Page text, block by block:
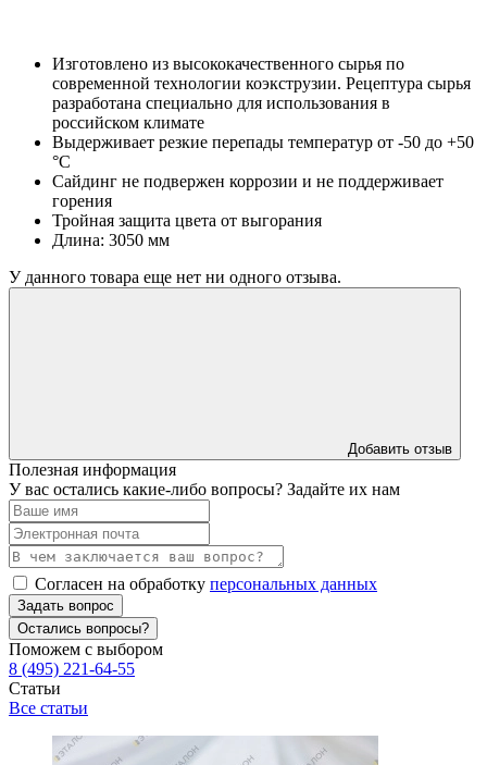
Изготовлено из высококачественного сырья по
современной технологии коэкструзии. Рецептура сырья
разработана специально для использования в
российском климате
Выдерживает резкие перепады температур от -50 до +50
°С
Сайдинг не подвержен коррозии и не поддерживает
горения
Тройная защита цвета от выгорания
Длина: 3050 мм
У данного товара еще нет ни одного отзыва.
Добавить отзыв
Полезная информация
У вас остались какие-либо вопросы? Задайте их нам
Согласен на обработку персональных данных
Задать вопрос
Остались вопросы?
Поможем с выбором
8 (495) 221-64-55
Статьи
Все статьи